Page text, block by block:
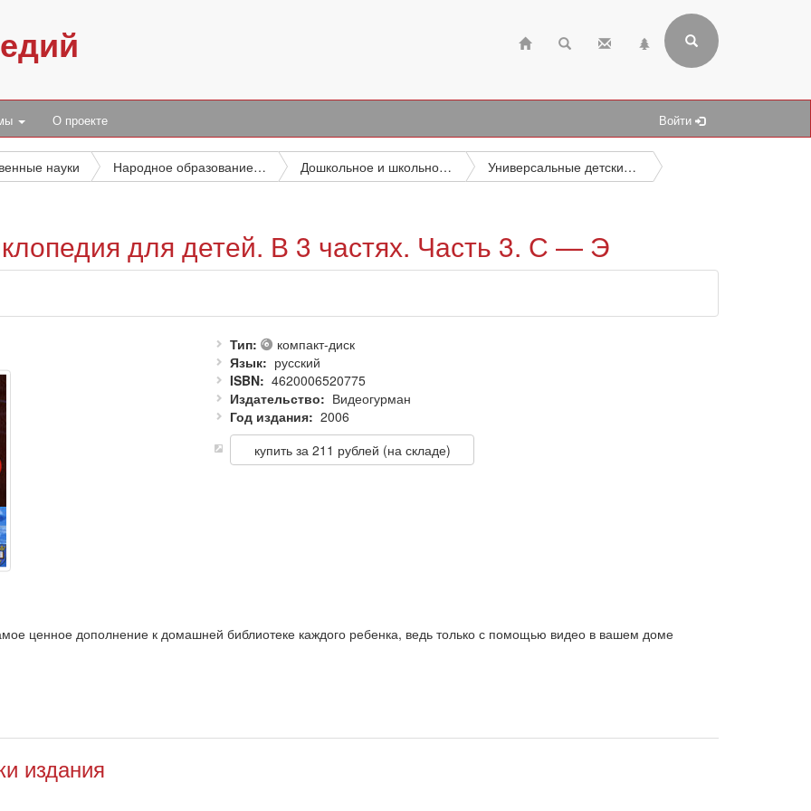
О проекте Войти
науки Народное образование. Воспитание. Обучение. Организация досуга Дошкольное и школьное образование, включая внеклассное
Универсальные детские энциклопедии
для детей. В 3 частях. Часть 3. С — Э
Тип
компакт-диск
Язык
русский
ISBN
4620006520775
Издательство
Видеогурман
Год издания
2006
купить за 211 рублей (на складе)
ценное дополнение к домашней библиотеке каждого ребенка, ведь только с помощью видео в вашем доме
науки! Видеофильм в точной форме передает содержание «Оксфордской детской энциклопедии» — лучшей
быстро находить нужный материал для просмотра, как в домашних условиях, так и во время уроков в школе.
издания